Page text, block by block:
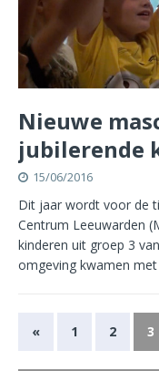
Nieuwe
jubilerende
15/06/2016
Dit jaar wordt voor de
Centrum Leeuwarden
kinderen uit groep 3
omgeving kwamen
« 1 2 3